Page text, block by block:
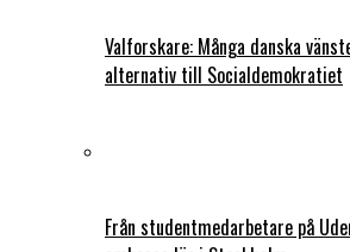
Valforskare: Många danska
alternativ till Socialdemokratiet
Från studentmedarbetare på